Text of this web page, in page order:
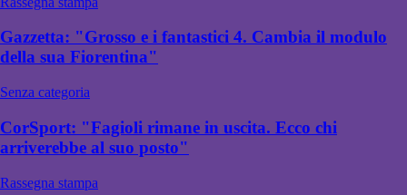
Gazzetta: "Grosso e i fantastici 4. Cambia il modulo
della sua Fiorentina"
Senza categoria
CorSport: "Fagioli rimane in uscita. Ecco chi
arriverebbe al suo posto"
Rassegna stampa